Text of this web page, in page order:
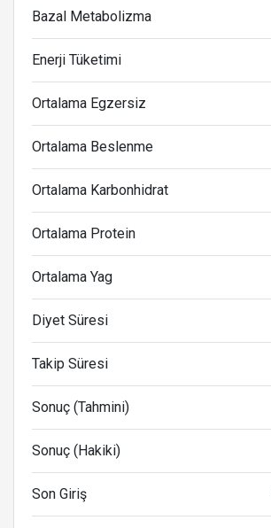
Bazal Metabolizma
Enerji Tüketimi
Ortalama Egzersiz
Ortalama Beslenme
Ortalama Karbonhidrat
Ortalama Protein
Ortalama Yag
Diyet Süresi
Takip Süresi
Sonuç (Tahmini)
Sonuç (Hakiki)
Son Giriş